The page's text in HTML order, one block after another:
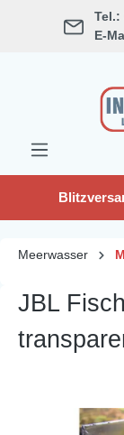
springen Tel.:
E-
Meerwasser
JBL
Bildergalerie